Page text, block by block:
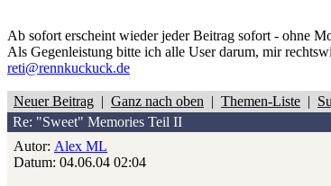
Ab sofort erscheint wieder jeder Beitrag sofort - ohne
Als Gegenleistung bitte ich alle User darum, mir
reti@rennkuckuck.de
Neuer Beitrag | Ganz nach oben | Themen-Liste |
Re: "Sweet" Memories Teil II
Autor: Alex ML
Datum: 04.06.04 02:04